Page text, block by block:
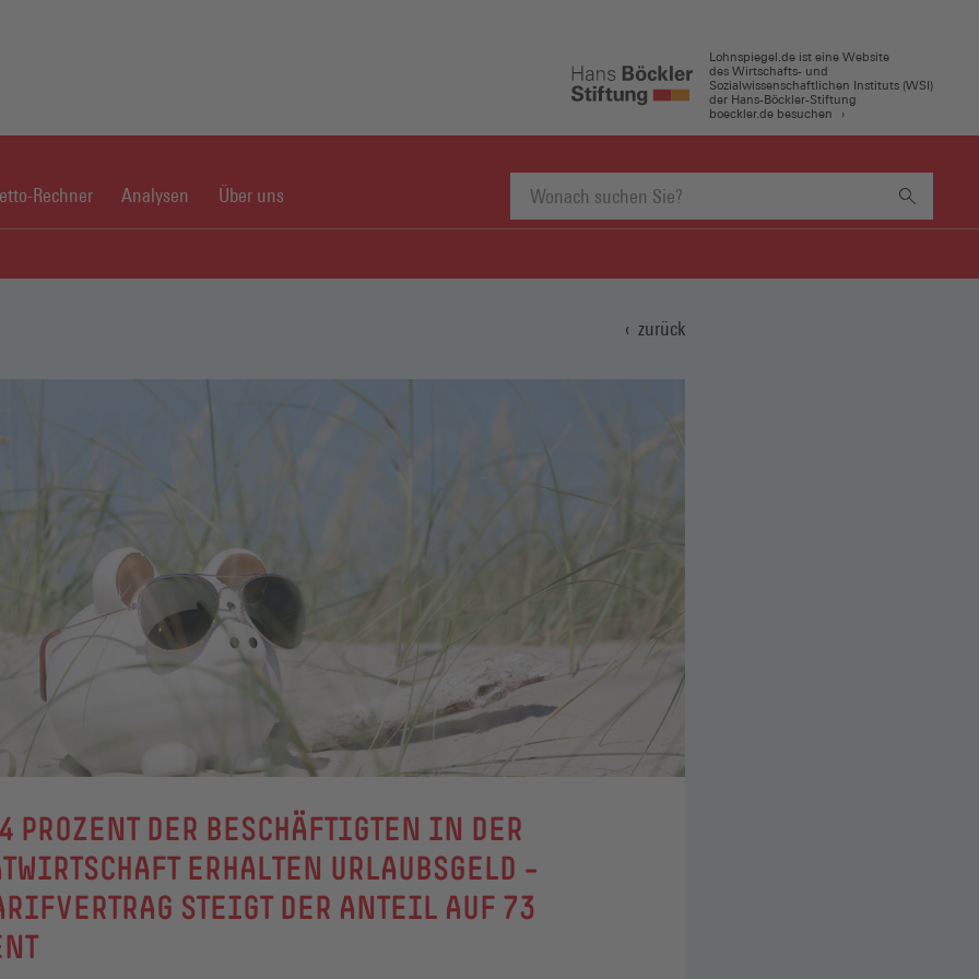
Lohnspiegel.de ist eine Website
des Wirtschafts- und
Sozialwissenschaftlichen Instituts (WSI)
der Hans-Böckler-Stiftung
boeckler.de besuchen
Rechner Analysen Über uns
Suchbegriff
zurück
PROZENT DER BESCHÄFTIGTEN IN DER
ERHALTEN URLAUBSGELD –
STEIGT DER ANTEIL AUF 73